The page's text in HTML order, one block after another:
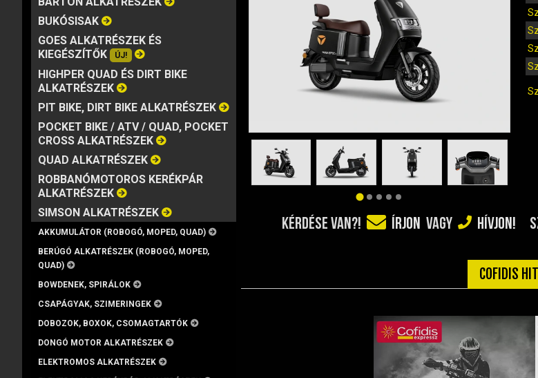
MÁRKA VISZKOZITÁS
BUKÓSISAK
GOES ALKATRÉSZEK ÉS
KIEGÉSZÍTŐK
ÚJ!
HIGHPER QUAD ÉS DIRT BIKE
ALKATRÉSZEK
PIT BIKE, DIRT BIKE ALKATRÉSZEK
POCKET BIKE / ATV / QUAD, POCKET
CROSS ALKATRÉSZEK
QUAD ALKATRÉSZEK
ROBBANÓMOTOROS KERÉKPÁR
ALKATRÉSZEK
SIMSON ALKATRÉSZEK
AKKUMULÁTOR (ROBOGÓ, MOPED, QUAD)
BERÚGÓ ALKATRÉSZEK (ROBOGÓ, MOPED,
QUAD)
BOWDENEK, SPIRÁLOK
CSAPÁGYAK, SZIMERINGEK
DOBOZOK, BOXOK, CSOMAGTARTÓK
DONGÓ MOTOR ALKATRÉSZEK
ELEKTROMOS ALKATRÉSZEK
KÉRDÉSE VAN?! ÍRJON VAGY HÍVJON!
COFIDIS